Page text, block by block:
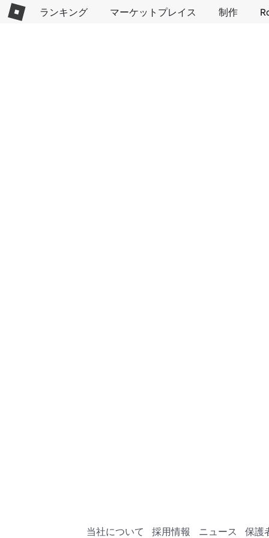
ランキング マーケットプレイス 制作
当社について 採用情報 ニュース 保護